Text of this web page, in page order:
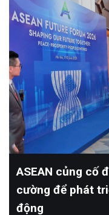
ASEAN củng cố
cường để phát
động